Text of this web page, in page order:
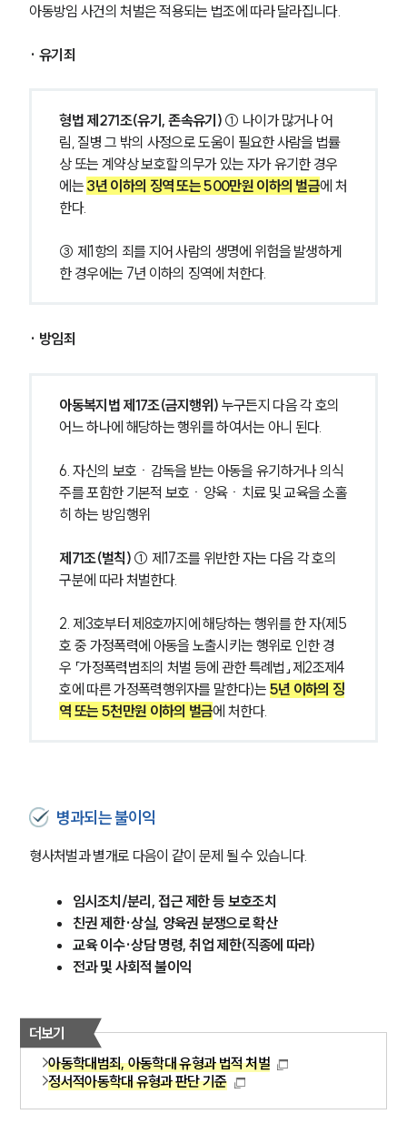
아동방임 사건의 처벌은 적용되는 법조에 따라 달라집니다.
· 유기죄
형법 제271조(유기, 존속유기) ① 나이가 많거나 어
림, 질병 그 밖의 사정으로 도움이 필요한 사람을 법률
상 또는 계약상 보호할 의무가 있는 자가 유기한 경우
에는 3년 이하의 징역 또는 500만원 이하의 벌금에 처
한다.
③ 제1항의 죄를 지어 사람의 생명에 위험을 발생하게
한 경우에는 7년 이하의 징역에 처한다.
· 방임죄
아동복지법 제17조(금지행위) 누구든지 다음 각 호의
어느 하나에 해당하는 행위를 하여서는 아니 된다.
6. 자신의 보호ㆍ감독을 받는 아동을 유기하거나 의식
주를 포함한 기본적 보호ㆍ양육ㆍ치료 및 교육을 소홀
히 하는 방임행위
제71조(벌칙) ① 제17조를 위반한 자는 다음 각 호의
구분에 따라 처벌한다.
2. 제3호부터 제8호까지에 해당하는 행위를 한 자(제5
호 중 가정폭력에 아동을 노출시키는 행위로 인한 경
우 「가정폭력범죄의 처벌 등에 관한 특례법」 제2조제4
호에 따른 가정폭력행위자를 말한다)는 5년 이하의 징
역 또는 5천만원 이하의 벌금에 처한다.
병과되는 불이익
형사처벌과 별개로 다음이 같이 문제 될 수 있습니다.
임시조치/분리, 접근 제한 등 보호조치
친권 제한·상실, 양육권 분쟁으로 확산
교육 이수·상담 명령, 취업 제한(직종에 따라)
전과 및 사회적 불이익
더보기
아동학대범죄, 아동학대 유형과 법적 처벌
정서적아동학대 유형과 판단 기준